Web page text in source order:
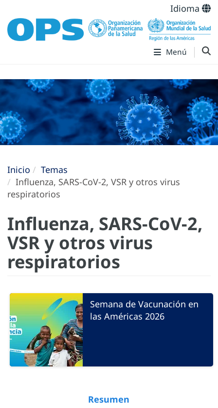
Idioma
Menú
Inicio
Temas
Influenza, SARS-CoV-2, VSR y otros virus
respiratorios
Influenza, SARS-CoV-2,
VSR y otros virus
respiratorios
Semana de Vacunación en
las Américas 2026
Resumen